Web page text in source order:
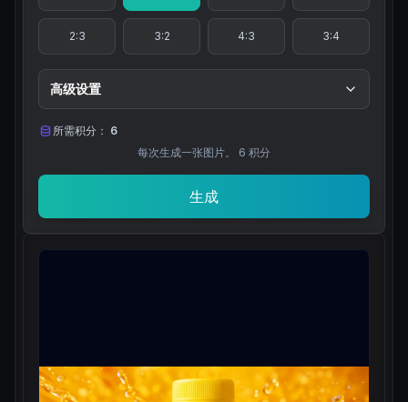
2:3 3:2 4:3 3:4
高级设置
所需积分： 6
每次生成一张图片。
6 积分
生成